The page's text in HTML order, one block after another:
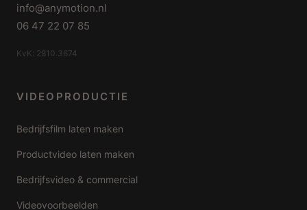
info@anymotion.nl
06 47 22 07 85
KvK: 2810.3674
VIDEOPRODUCTIE
Bedrijfsfilm laten maken
Productvideo laten maken
Bedrijfsvideo & commercial
Videovoorbeelden